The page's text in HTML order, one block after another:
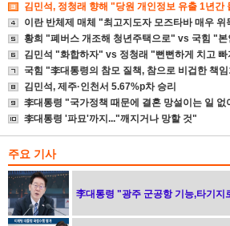
김민석, 정청래 향해 "당원 개인정보 유출 1년간
이란 반체제 매체 "최고지도자 모즈타바 매우 위
황희 "폐버스 개조해 청년주택으로" vs 국힘 "
김민석 "화합하자" vs 정청래 "뻔뻔하게 치고 빠
국힘 "李대통령의 참모 질책, 참으로 비겁한 책
김민석, 제주·인천서 5.67%p차 승리
李대통령 "국가정책 때문에 결혼 망설이는 일 없
李대통령 '파묘'까지..."깨지거나 망할 것"
주요 기사
李대통령 "광주 군공항 기능,타기지